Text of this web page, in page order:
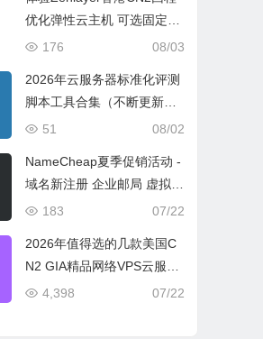
优化弹性云主机 可选固定带
宽或流量模式
08/03
176
2026年云服务器标准化评测
脚本工具合集（不断更新完
善）
08/02
51
NameCheap夏季促销活动 -
域名新注册 企业邮局 虚拟主
机活动盘点
07/22
183
2026年值得选的几款美国C
N2 GIA精品网络VPS云服务
器推荐
07/22
4,398